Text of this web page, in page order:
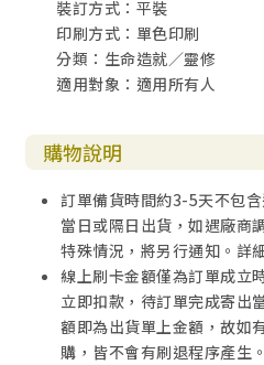
裝訂方式：平裝
印刷方式：單色印刷
分類：生命造就／靈修
適用對象：適用所有人
購物說明
訂單備貨時間約3-5天不包
當日或隔日出貨，如遇廠商
特殊情況，將另行通知。詳
線上刷卡金額僅為訂單成立
立即扣款，待訂單完成寄出
額即為出貨單上金額，故如
購，皆不會有刷退程序產生。